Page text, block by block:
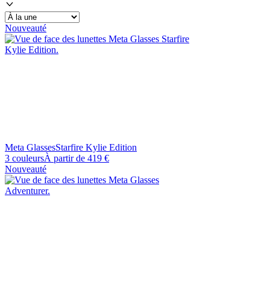
Nouveauté
Meta GlassesStarfire Kylie Edition
3 couleursÀ partir de 419 €
Nouveauté